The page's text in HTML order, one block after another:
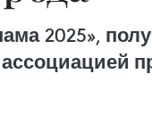
2025»,